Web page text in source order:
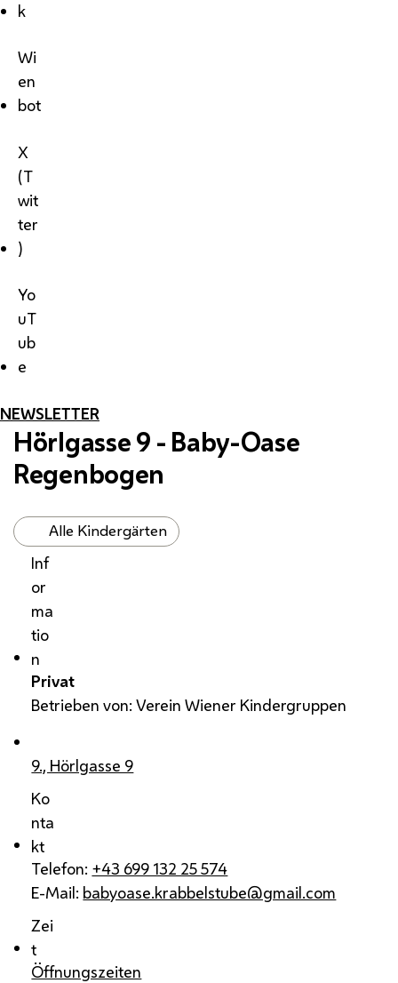
k
Wi
en
bot
X
(T
wit
ter
)
Yo
uT
ub
e
NEWSLETTER
Hörlgasse 9 - Baby-Oase
Regenbogen
Alle Kindergärten
Inf
or
ma
tio
n
Privat
Betrieben von: Verein Wiener Kindergruppen
9., Hörlgasse 9
Ko
nta
kt
Telefon: +43 699 132 25 574
E-Mail: babyoase.krabbelstube@gmail.com
Zei
t
Öffnungszeiten